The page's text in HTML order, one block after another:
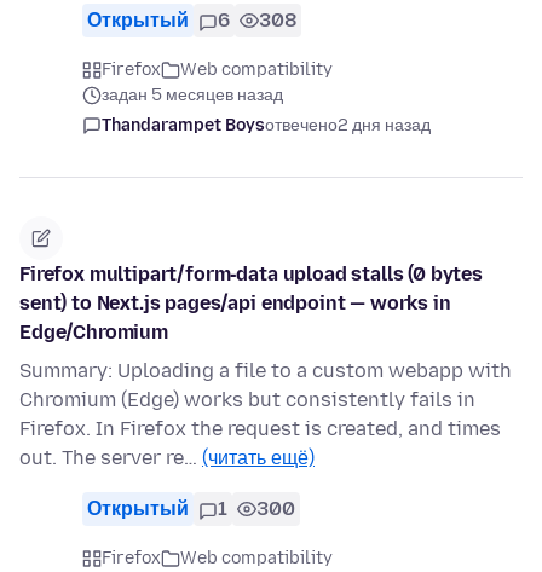
Открытый 6 308
Firefox
Web compatibility
задан 5 месяцев назад
Thandarampet Boysотвечено2 дня назад
Firefox multipart/form‑data upload stalls (0 bytes
sent) to Next.js pages/api endpoint — works in
Edge/Chromium
Summary: Uploading a file to a custom webapp with
Chromium (Edge) works but consistently fails in
Firefox. In Firefox the request is created, and times
out. The server re… (читать ещё)
Открытый 1 300
Firefox
Web compatibility